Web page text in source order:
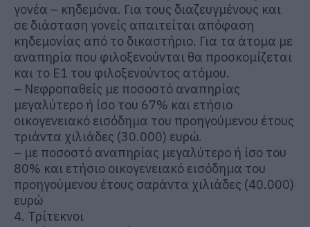
γονέα – κηδεμόνα. Για τους διαζευγμένους και
σε διάσταση γονείς απαιτείται απόφαση
κηδεμονίας από το δικαστήριο. Για τα άτομα με
αναπηρία που φιλοξενούνται θα προσκομίζεται
και το Ε1 του φιλοξενούντος ατόμου.
– Νεφροπαθείς με ποσοστό αναπηρίας
μεγαλύτερο ή ίσο του 67% και ετήσιο
οικογενειακό εισόδημα του προηγούμενου έτους
τριάντα χιλιάδες (30.000) ευρώ.
– με ποσοστό αναπηρίας μεγαλύτερο ή ίσο του
80% και ετήσιο οικογενειακό εισόδημα του
προηγούμενου έτους σαράντα χιλιάδες (40.000)
ευρώ
4. Τρίτεκνοι